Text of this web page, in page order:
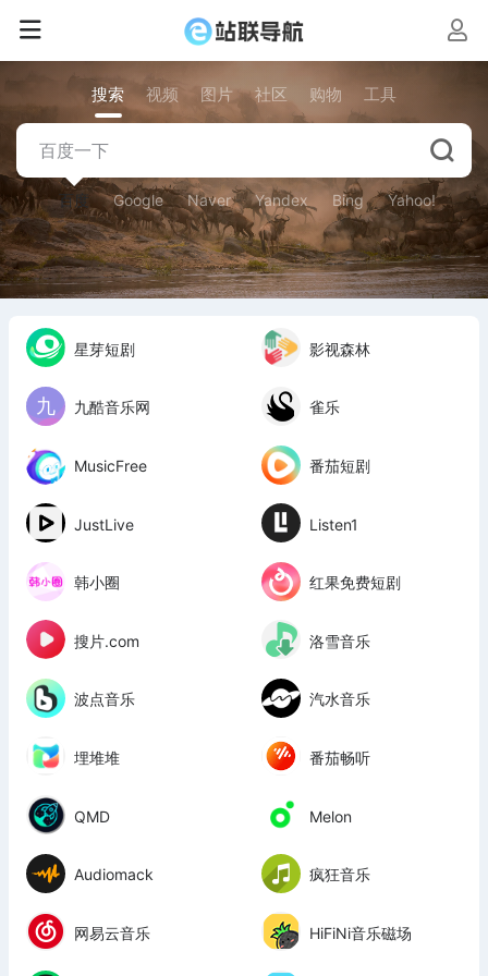
搜索 视频 图片 社区 购物 工具
百度 Google Naver Yandex Bing Yahoo!
星芽短剧 影视森林
九酷音乐网 雀乐
MusicFree 番茄短剧
JustLive Listen1
韩小圈 红果免费短剧
搜片.com 洛雪音乐
波点音乐 汽水音乐
埋堆堆 番茄畅听
QMD Melon
Audiomack 疯狂音乐
网易云音乐 HiFiNi音乐磁场